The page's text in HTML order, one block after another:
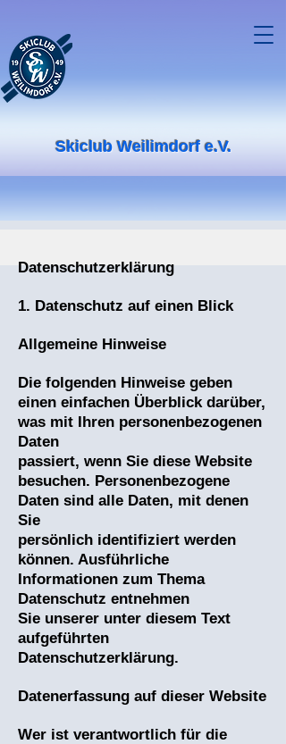
Skiclub Weilimdorf e.V.
Datenschutzerklärung
1. Datenschutz auf einen Blick
Allgemeine Hinweise
Die folgenden Hinweise geben
einen einfachen Überblick darüber,
was mit Ihren personenbezogenen
Daten
passiert, wenn Sie diese Website
besuchen. Personenbezogene
Daten sind alle Daten, mit denen
Sie
persönlich identifiziert werden
können. Ausführliche
Informationen zum Thema
Datenschutz entnehmen
Sie unserer unter diesem Text
aufgeführten
Datenschutzerklärung.
Datenerfassung auf dieser Website
Wer ist verantwortlich für die